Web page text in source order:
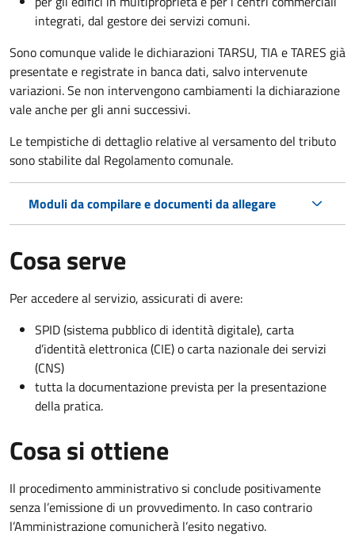
integrati, dal gestore dei servizi comuni.
Sono comunque valide le dichiarazioni TARSU, TIA e TARES già
presentate e registrate in banca dati, salvo intervenute
variazioni. Se non intervengono cambiamenti la dichiarazione
vale anche per gli anni successivi.
Le tempistiche di dettaglio relative al versamento del tributo
sono stabilite dal Regolamento comunale.
Moduli da compilare e documenti da allegare
Cosa serve
Per accedere al servizio, assicurati di avere:
SPID (sistema pubblico di identità digitale), carta
d’identità elettronica (CIE) o carta nazionale dei servizi
(CNS)
tutta la documentazione prevista per la presentazione
della pratica.
Cosa si ottiene
Il procedimento amministrativo si conclude positivamente
senza l’emissione di un provvedimento. In caso contrario
l’Amministrazione comunicherà l’esito negativo.